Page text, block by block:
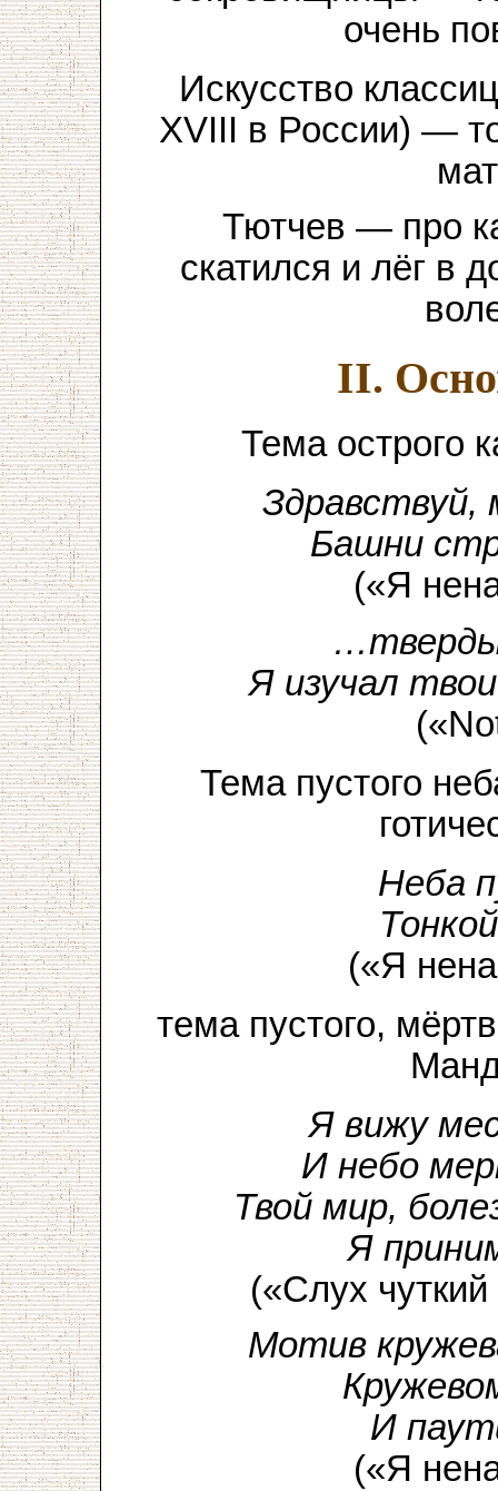
очень
Искусство
XVIII в России) —
Тютчев — про
скатился и лёг в
II.
Тема острого
Здравствуй,
Башни
(«Я
Я изучал
Тема пустого
Неба
(«Я
тема пустого,
Я вижу
И небо
Твой мир,
Я
(«Слух
Мотив
И
(«Я